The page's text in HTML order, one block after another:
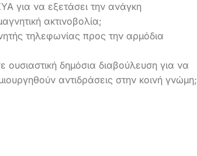
για να εξετάσει την ανάγκη
ακτινοβολία;
τηλεφωνίας προς την αρμόδια
δημόσια διαβούλευση για να
αντιδράσεις στην κοινή γνώμη;